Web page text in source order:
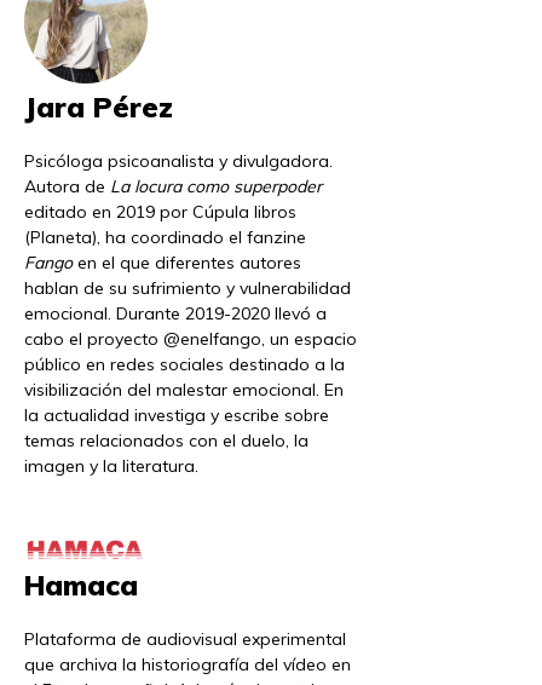
Jara Pérez
Psicóloga psicoanalista y divulgadora.
Autora de La locura como superpoder
editado en 2019 por Cúpula libros
(Planeta), ha coordinado el fanzine
Fangoen el que diferentes autores
hablan de su sufrimiento y vulnerabilidad
emocional. Durante 2019-2020 llevó a
cabo el proyecto @enelfango, un espacio
público en redes sociales destinado a la
visibilización del malestar emocional. En
la actualidad investiga y escribe sobre
temas relacionados con el duelo, la
imagen y la literatura.
Hamaca
Plataforma de audiovisual experimental
que archiva la historiografía del vídeo en